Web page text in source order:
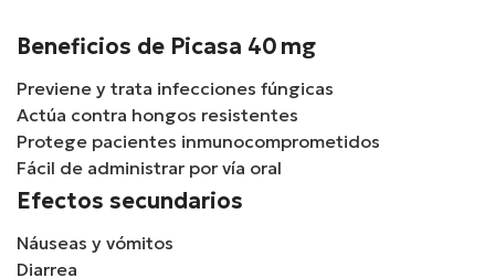
Beneficios de Picasa 40 mg
Previene y trata infecciones fúngicas
Actúa contra hongos resistentes
Protege pacientes inmunocomprometidos
Fácil de administrar por vía oral
Efectos secundarios
Náuseas y vómitos
Diarrea